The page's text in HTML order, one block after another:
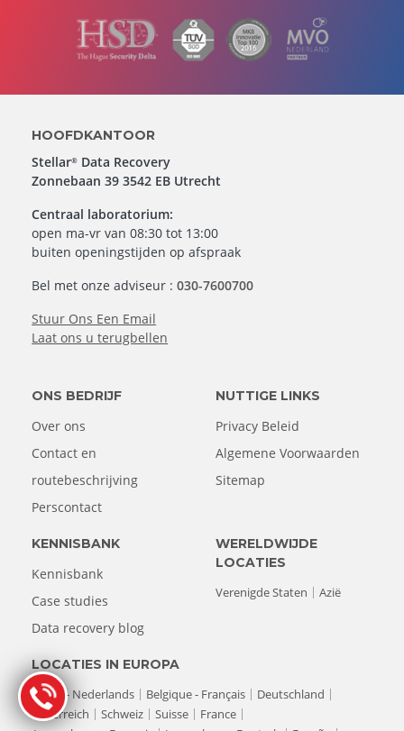
HOOFDKANTOOR
Stellar® Data Recovery
Zonnebaan 39 3542 EB Utrecht
Centraal laboratorium:
open ma-vr van 08:30 tot 13:00
buiten openingstijden op afspraak
Bel met onze adviseur :030-7600700
Stuur Ons Een Email
Laat ons u terugbellen
ONS BEDRIJF
Over ons
Contact en
routebeschrijving
Perscontact
NUTTIGE LINKS
Privacy Beleid
Algemene Voorwaarden
Sitemap
KENNISBANK
Kennisbank
Case studies
Data recovery blog
LOCATIES IN EUROPA
Belgie - Nederlands
Belgique - Français
Deutschland
Österreich
Schweiz Suisse
France
WERELDWIJDE
LOCATIES
Verenigde Staten
Azië